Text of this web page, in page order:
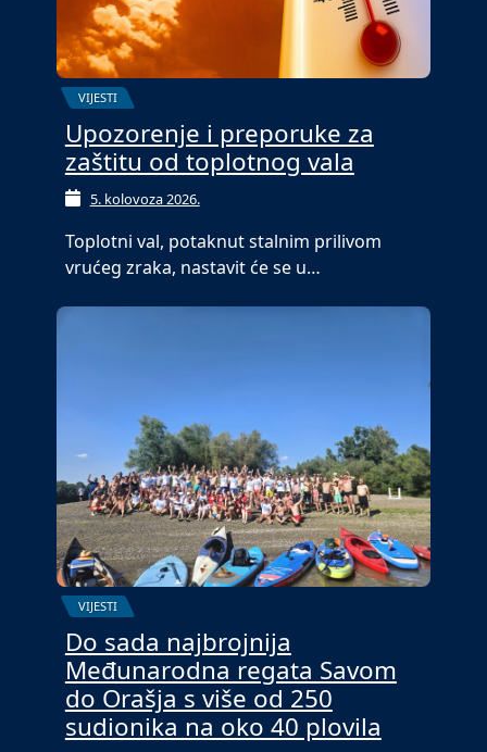
VIJESTI
Upozorenje i preporuke za
zaštitu od toplotnog vala
5. kolovoza 2026.
Toplotni val, potaknut stalnim prilivom
vrućeg zraka, nastavit će se u…
VIJESTI
Do sada najbrojnija
Međunarodna regata Savom
do Orašja s više od 250
sudionika na oko 40 plovila